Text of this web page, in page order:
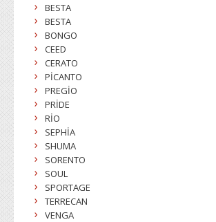
BESTA
BESTA
BONGO
CEED
CERATO
PİCANTO
PREGİO
PRİDE
RİO
SEPHİA
SHUMA
SORENTO
SOUL
SPORTAGE
TERRECAN
VENGA